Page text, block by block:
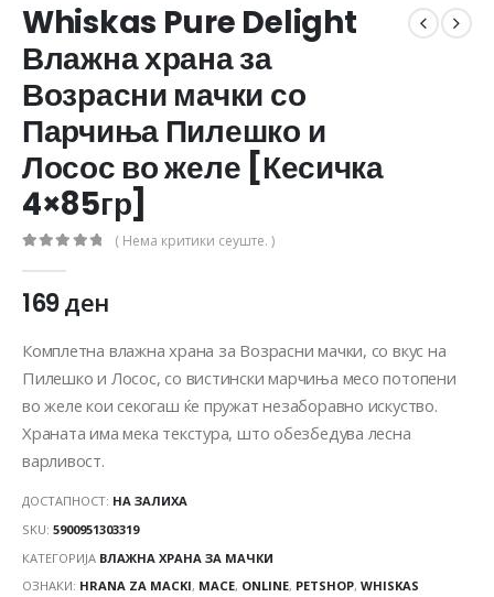
Whiskas Pure Delight
Влажна храна за
Возрасни мачки со
Парчиња Пилешко и
Лосос во желе [Кесичка
4×85гр]
( Нема критики сеуште. )
169ден
Комплетна влажна храна за Возрасни мачки, со вкус на
Пилешко и Лосос, со вистински марчиња месо потопени
во желе кои секогаш ќе пружат незаборавно искуство.
Храната има мека текстура, што обезбедува лесна
варливост.
ДОСТАПНОСТ: НА ЗАЛИХА
SKU: 5900951303319
КАТЕГОРИЈА ВЛАЖНА ХРАНА ЗА МАЧКИ
ОЗНАКИ: HRANA ZA MACKI, MACE, ONLINE, PETSHOP, WHISKAS